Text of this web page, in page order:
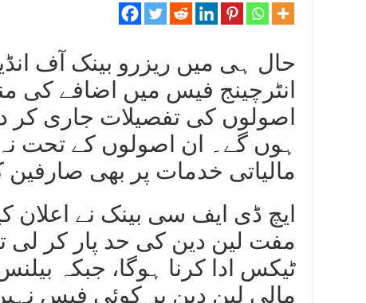
حال ہی میں ریزرو بینک آف
انٹرچینج فیس میں اضافے کی
ہوں گے۔ ان اصولوں کے تحت
مالیاتی خدمات پر بھی
ایچ ڈی ایف سی بینک نے اعلان
ٹیکس ادا کرنا ہوگا، جبکہ
مالی لین دین پر کوئی فیس